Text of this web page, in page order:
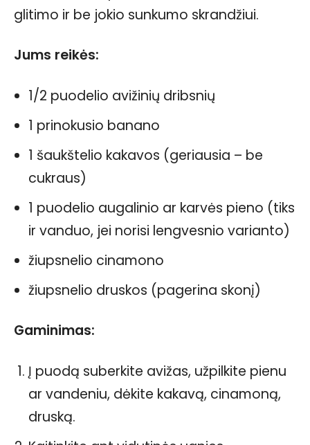
glitimo ir be jokio sunkumo skrandžiui.
Jums reikės:
1/2 puodelio avižinių dribsnių
1 prinokusio banano
1 šaukštelio kakavos (geriausia – be
cukraus)
1 puodelio augalinio ar karvės pieno (tiks
ir vanduo, jei norisi lengvesnio varianto)
žiupsnelio cinamono
žiupsnelio druskos (pagerina skonį)
Gaminimas:
Į puodą suberkite avižas, užpilkite pienu
ar vandeniu, dėkite kakavą, cinamoną,
druską.